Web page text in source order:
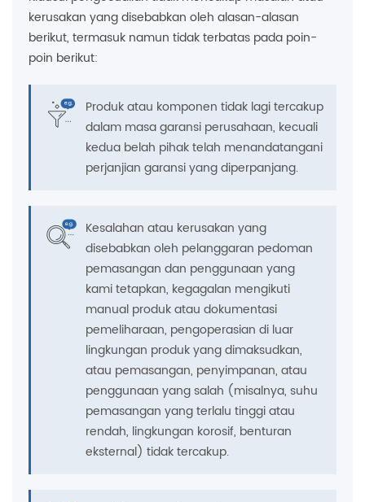
kerusakan yang disebabkan oleh alasan-alasan
berikut, termasuk namun tidak terbatas pada poin-
poin berikut:
Produk atau komponen tidak lagi tercakup
dalam masa garansi perusahaan, kecuali
kedua belah pihak telah menandatangani
perjanjian garansi yang diperpanjang.
Kesalahan atau kerusakan yang
disebabkan oleh pelanggaran pedoman
pemasangan dan penggunaan yang
kami tetapkan, kegagalan mengikuti
manual produk atau dokumentasi
pemeliharaan, pengoperasian di luar
lingkungan produk yang dimaksudkan,
atau pemasangan, penyimpanan, atau
penggunaan yang salah (misalnya, suhu
pemasangan yang terlalu tinggi atau
rendah, lingkungan korosif, benturan
eksternal) tidak tercakup.